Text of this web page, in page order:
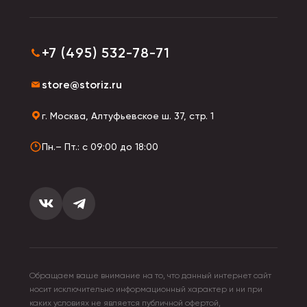
+7 (495) 532-78-71
store@storiz.ru
г. Москва, Алтуфьевское ш. 37, стр. 1
Пн.– Пт.: с 09:00 до 18:00
Обращаем ваше внимание на то, что данный интернет сайт
носит исключительно информационный характер и ни при
каких условиях не является публичной офертой,